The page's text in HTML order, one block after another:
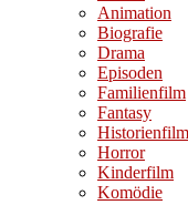
Animation
Biografie
Drama
Episoden
Familienfilm
Fantasy
Historienfilm
Horror
Kinderfilm
Komödie